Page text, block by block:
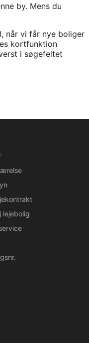
by. Mens du
når vi får nye boliger
kortfunktion
i søgefeltet
lejebolig